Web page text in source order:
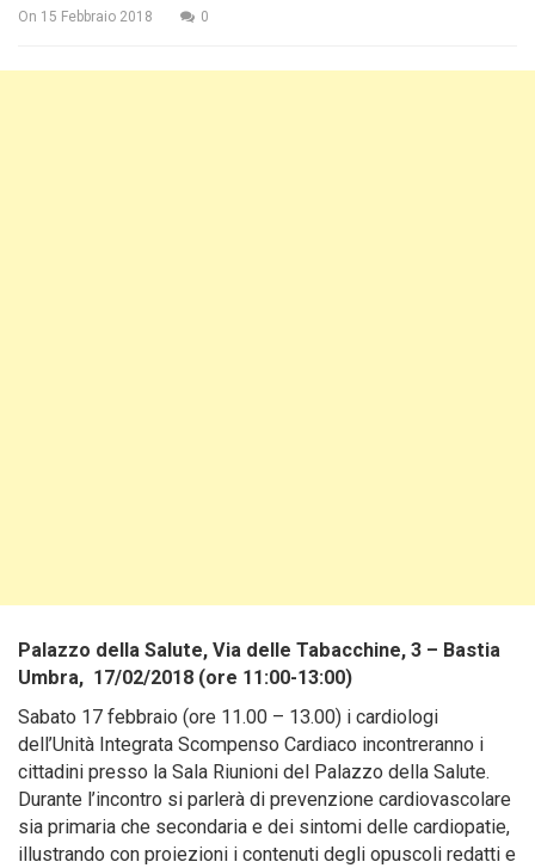
On 15 Febbraio 2018 0
Palazzo della Salute, Via delle Tabacchine, 3 – Bastia
Umbra, 17/02/2018 (ore 11:00-13:00)
Sabato 17 febbraio (ore 11.00 – 13.00) i cardiologi
dell’Unità Integrata Scompenso Cardiaco incontreranno i
cittadini presso la Sala Riunioni del Palazzo della Salute.
Durante l’incontro si parlerà di prevenzione cardiovascolare
sia primaria che secondaria e dei sintomi delle cardiopatie,
illustrando con proiezioni i contenuti degli opuscoli redatti e